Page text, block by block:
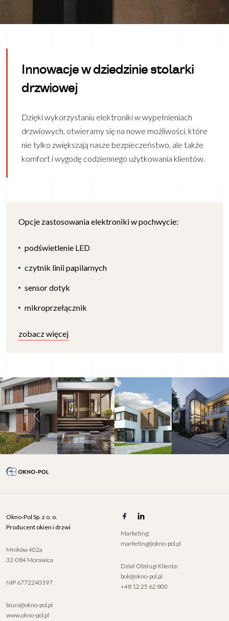
Innowacje w dziedzinie stolarki
drzwiowej
Dzięki wykorzystaniu elektroniki w wypełnieniach
drzwiowych, otwieramy się na nowe możliwości, które
nie tylko zwiększają nasze bezpieczeństwo, ale także
komfort i wygodę codziennego użytkowania klientów.
Opcje zastosowania elektroniki w pochwycie:
podświetlenie LED
czytnik linii papilarnych
sensor dotyk
mikroprzełącznik
zobacz więcej
Okno-Pol Sp. z o. o.
Producent okien i drzwi
Mników 402a
32-084 Morawica
NIP 6772240397
biuro@okno-pol.pl
www.okno-pol.pl
Marketing:
marketing@okno-pol.pl
Dział Obsługi Klienta:
bok@okno-pol.pl
+48 12 25 62 800